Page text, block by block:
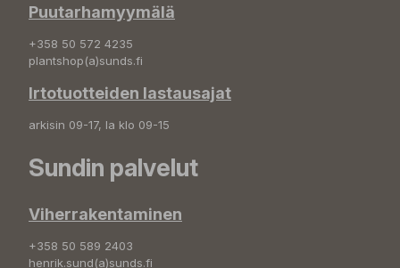
Puutarhamyymälä
+358 50 572 4235
plantshop(a)sunds.fi
Irtotuotteiden lastausajat
arkisin 09-17, la klo 09-15
Sundin palvelut
Viherrakentaminen
+358 50 589 2403
henrik.sund(a)sunds.fi